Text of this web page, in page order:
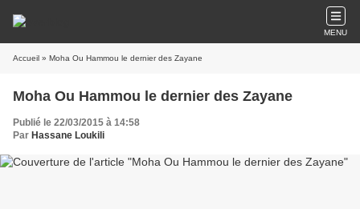
MENU
Accueil » Moha Ou Hammou le dernier des Zayane
Moha Ou Hammou le dernier des Zayane
Publié le 22/03/2015 à 14:58
Par Hassane Loukili